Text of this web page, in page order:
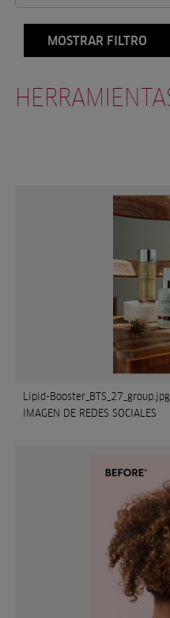
MOSTRAR FILTRO
Lipid-Booster_BTS_27_group.jpg
IMAGEN DE REDES SOCIALES